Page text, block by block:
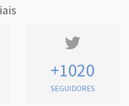
+1020
SEGUIDORES